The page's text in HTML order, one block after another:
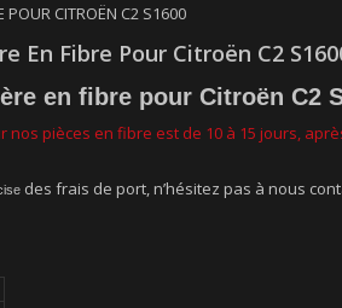
POUR CITROËN C2 S1600
En Fibre Pour Citroën C2
en fibre pour Citroën C2
nos pièces en fibre est de 10 à 15 jours,
des frais de port, n’hésitez pas à nous